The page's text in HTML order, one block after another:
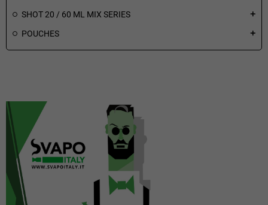
SHOT 20 / 60 ML MIX SERIES add
POUCHES add